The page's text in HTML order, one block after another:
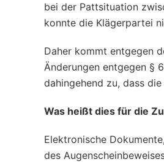
bei der Pattsituation
konnte die Klägerpartei
Daher kommt entgegen
Änderungen entgegen §
dahingehend zu, dass
Was heißt dies für die
Elektronische
des